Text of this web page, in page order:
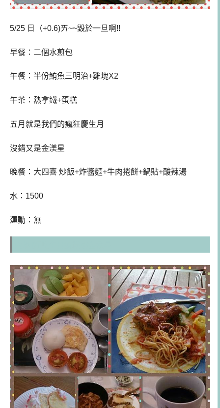
5/25 日（+0.6)ㄞ~~毀於一旦啊!!
早餐： 二個水煎包
午餐 ：半份鮪魚三明治+雞塊X2
午茶：熱拿鐵+蛋糕
五月就是我們的瘋狂慶生月
沒錯又是金渼星
晚餐：大四喜 炒飯+炸醬麵+牛肉捲餅+鍋貼+酸辣湯
水：1500
運動：無